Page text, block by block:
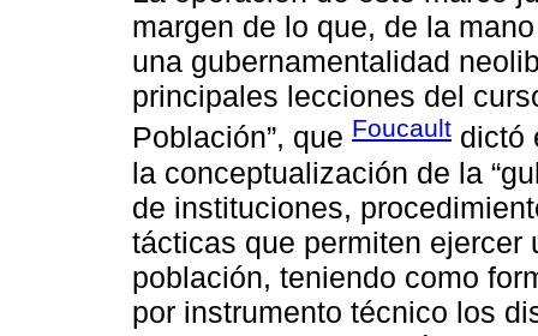
margen de lo que, de la
una gubernamentalidad
principales lecciones del
Población”, que Foucault dictó
la conceptualización de la
de instituciones,
tácticas que permiten ejercer
población, teniendo como
por instrumento técnico los